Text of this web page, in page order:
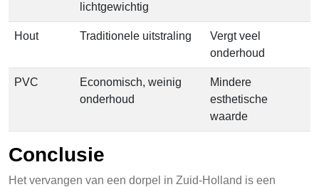
lichtgewichtig
Hout Traditionele uitstraling
Vergt veel
onderhoud
PVC
Economisch, weinig
onderhoud
Mindere
esthetische
waarde
Conclusie
Het vervangen van een dorpel in Zuid-Holland is een